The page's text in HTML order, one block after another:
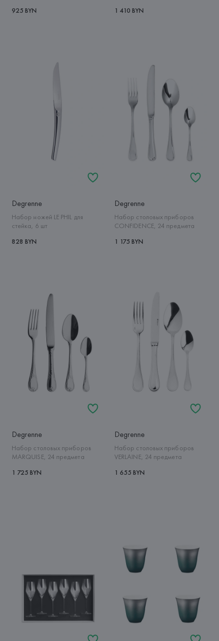
925 BYN 1 410 BYN
Degrenne
Набор ножей LE PHIL для
стейка, 6 шт
828 BYN
Degrenne
Набор столовых приборов
CONFIDENCE, 24 предмета
1 175 BYN
Degrenne
Набор столовых приборов
MARQUISE, 24 предмета
1 725 BYN
Degrenne
Набор столовых приборов
VERLAINE, 24 предмета
1 655 BYN